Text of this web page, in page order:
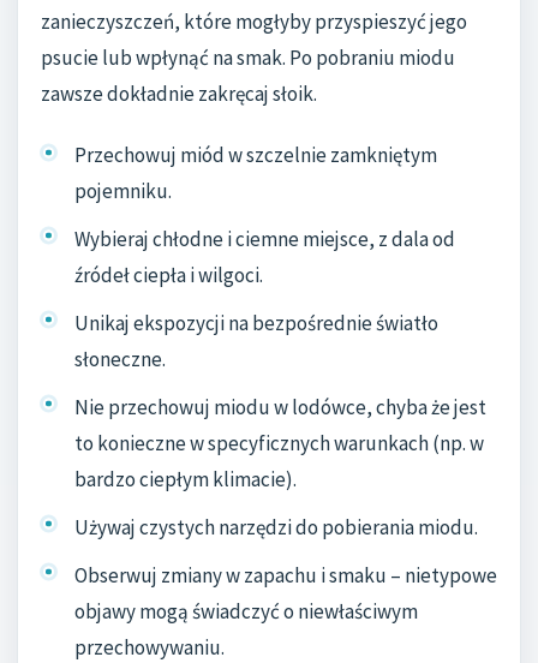
zanieczyszczeń, które mogłyby przyspieszyć jego
psucie lub wpłynąć na smak. Po pobraniu miodu
zawsze dokładnie zakręcaj słoik.
Przechowuj miód w szczelnie zamkniętym
pojemniku.
Wybieraj chłodne i ciemne miejsce, z dala od
źródeł ciepła i wilgoci.
Unikaj ekspozycji na bezpośrednie światło
słoneczne.
Nie przechowuj miodu w lodówce, chyba że jest
to konieczne w specyficznych warunkach (np. w
bardzo ciepłym klimacie).
Używaj czystych narzędzi do pobierania miodu.
Obserwuj zmiany w zapachu i smaku – nietypowe
objawy mogą świadczyć o niewłaściwym
przechowywaniu.